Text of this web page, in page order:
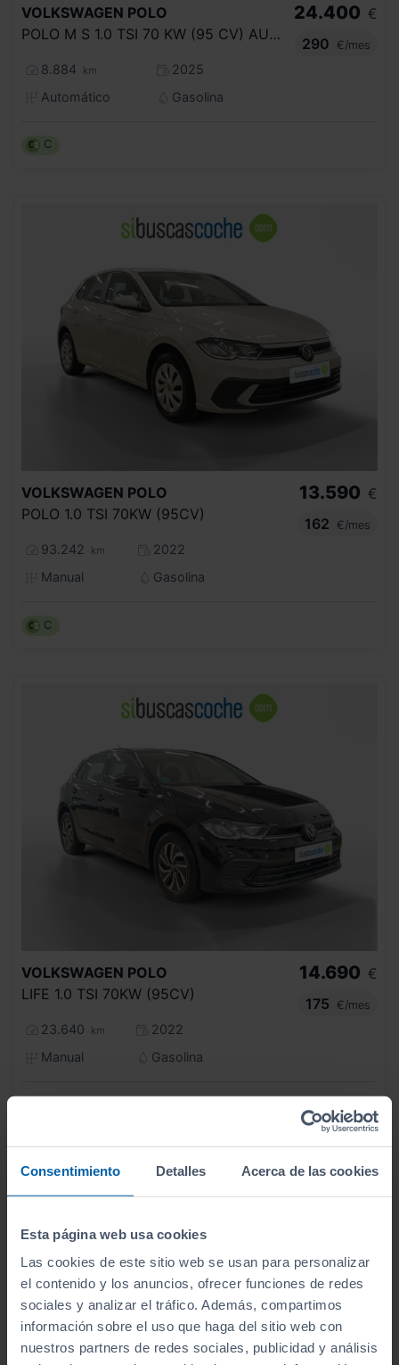
Consentimiento Detalles Acerca de las cookies
Esta página web usa cookies
Las cookies de este sitio web se usan para personalizar
el contenido y los anuncios, ofrecer funciones de redes
sociales y analizar el tráfico. Además, compartimos
información sobre el uso que haga del sitio web con
nuestros partners de redes sociales, publicidad y análisis
VOLKSWAGEN POLO
POLO M S 1.0 TSI 70 KW (95 CV) AUTOM TICO DSG 7 VEL.
8.884 km
2025
Automático
Gasolina
24.400 €
290
€/mes
C
VOLKSWAGEN POLO
POLO 1.0 TSI 70KW (95CV)
93.242 km
2022
Manual
Gasolina
13.590 €
162
€/mes
C
VOLKSWAGEN POLO
LIFE 1.0 TSI 70KW (95CV)
23.640 km
2022
Manual
Gasolina
14.690 €
175
€/mes